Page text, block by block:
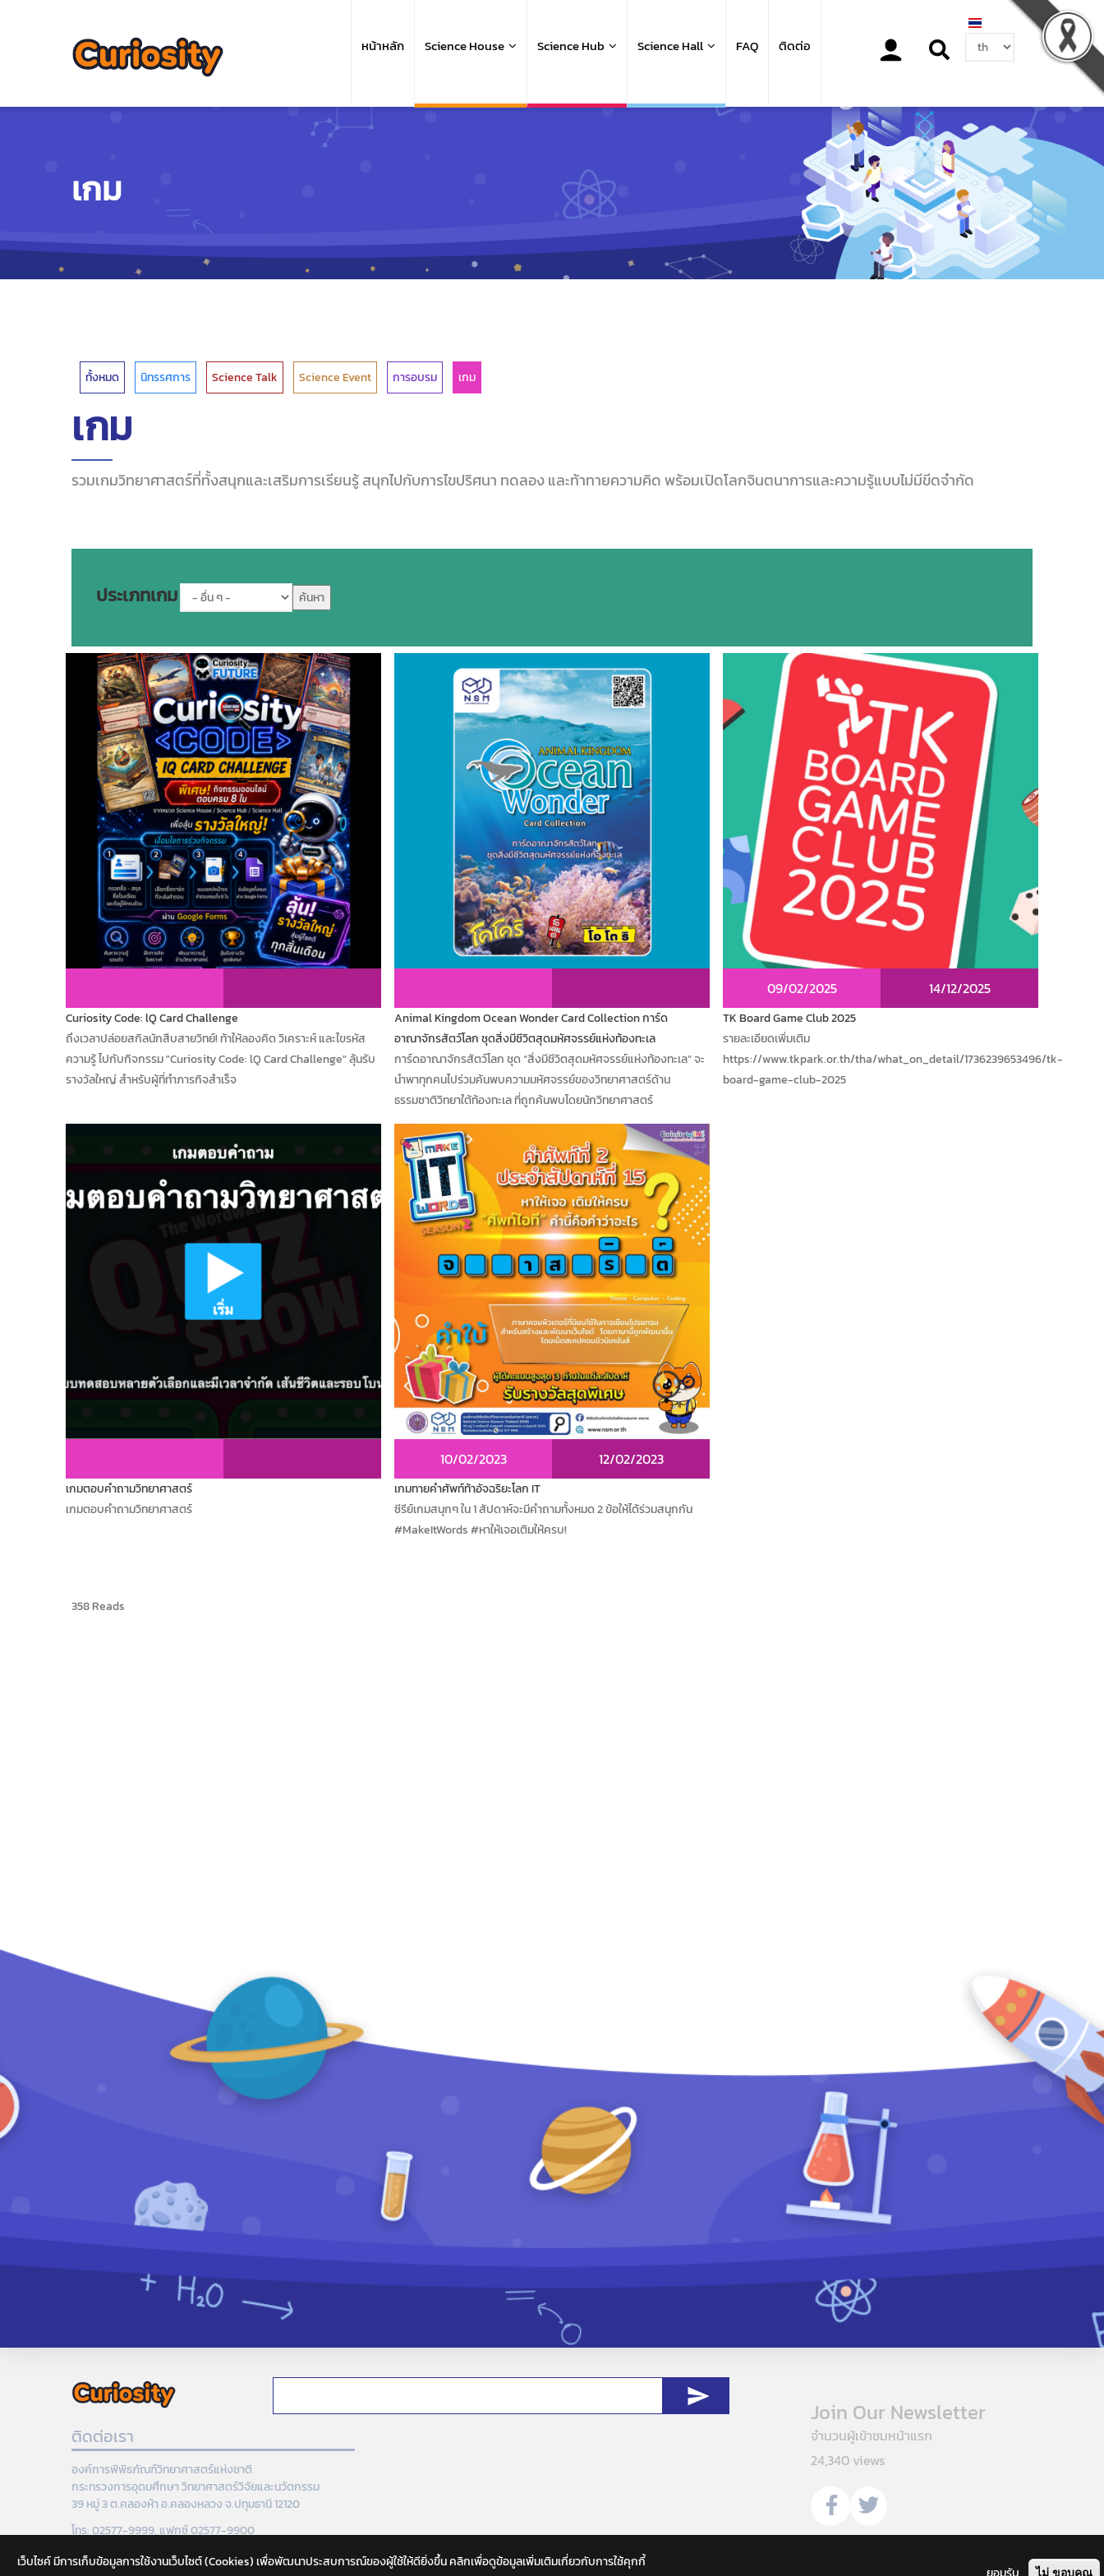
navigation
หน้าหลัก Science House Science Hub Science Hall FAQ ติดต่อ
Select
your
เกม
ทั้งหมด นิทรรศการ Science Talk Science Event การอบรม เกม
เกม
รวมเกมวิทยาศาสตร์ที่ทั้งสนุกและเสริมการเรียนรู้ สนุกไปกับการไขปริศนา ทดลอง และท้าทายความคิด พร้อมเปิดโลกจินตนาการและความรู้แบบไม่มีขีดจำกัด
ประเภทเกม
Curiosity Code: lQ Card Challenge
ถึงเวลาปล่อยสกิลนักสืบสายวิทย์! ท้าให้ลองคิด วิเคราะห์ และไขรหัส
ความรู้ ไปกับกิจกรรม "Curiosity Code: lQ Card Challenge" ลุ้นรับ
รางวัลใหญ่ สำหรับผู้ที่ทำภารกิจสำเร็จ
Animal Kingdom Ocean Wonder Card Collection การ์ด
อาณาจักรสัตว์โลก ชุดสิ่งมีชีวิตสุดมหัศจรรย์แห่งท้องทะเล
การ์ดอาณาจักรสัตว์โลก ชุด “สิ่งมีชีวิตสุดมหัศจรรย์แห่งท้องทะเล” จะ
นำพาทุกคนไปร่วมค้นพบความมหัศจรรย์ของวิทยาศาสตร์ด้าน
ธรรมชาติวิทยาใต้ท้องทะเล ที่ถูกค้นพบโดยนักวิทยาศาสตร์
09/02/2025 14/12/2025
TK Board Game Club 2025
รายละเอียดเพิ่มเติม
https://www.tkpark.or.th/tha/what_on_detail/1736239653496/tk-
board-game-club-2025
เกมตอบคำถามวิทยาศาสตร์
เกมตอบคำถามวิทยาศาสตร์
10/02/2023 12/02/2023
เกมทายคำศัพท์ท้าอัจฉริยะโลก IT
ซีรีย์เกมสนุกๆ ใน 1 สัปดาห์จะมีคำถามทั้งหมด 2 ข้อให้ได้ร่วมสนุกกัน
#MakeItWords #หาให้เจอเติมให้ครบ!
358 Reads
Join Our Newsletter
ติดต่อเรา
องค์การพิพิธภัณฑ์วิทยาศาสตร์แห่งชาติ
กระทรวงการอุดมศึกษา วิทยาศาสตร์วิจัยและนวัตกรรม
39 หมู่ 3 ต.คลองห้า อ.คลองหลวง จ.ปทุมธานี 12120
โทร: 02577-9999, แฟกซ์ 02577-9900
จำนวนผู้เข้าชมหน้าแรก
24,340 views
เว็บไซค์ มีการเก็บข้อมูลการใช้งานเว็บไซต์ (Cookies) เพื่อพัฒนาประสบการณ์ของผู้ใช้ให้ดียิ่งขึ้น คลิกเพื่อดูข้อมูลเพิ่มเติมเกี่ยวกับการใช้คุกกี้
ไม่ ขอบคุณ